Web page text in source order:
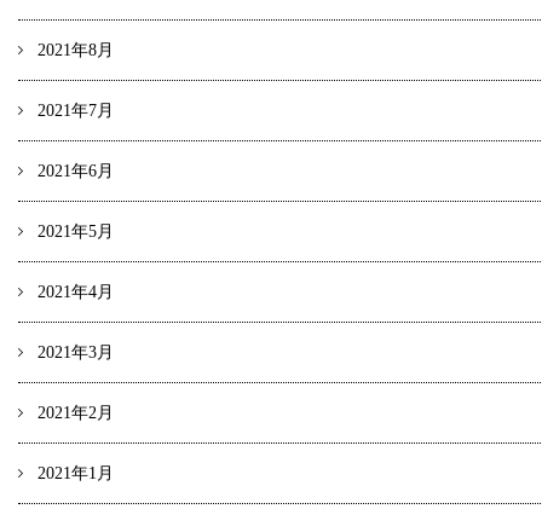
2021年8月
2021年7月
2021年6月
2021年5月
2021年4月
2021年3月
2021年2月
2021年1月